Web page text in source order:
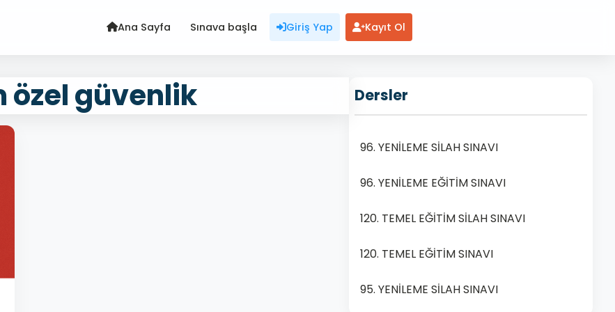
Ana Sayfa Sınava başla Giriş Yap Kayıt Ol
özel güvenlik Dersler
96. YENİLEME SİLAH SINAVI
96. YENİLEME EĞİTİM SINAVI
120. TEMEL EĞİTİM SİLAH SINAVI
120. TEMEL EĞİTİM SINAVI
95. YENİLEME SİLAH SINAVI